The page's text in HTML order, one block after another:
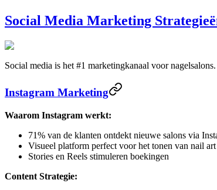
Social Media Marketing
Social media is het #1 marketingkanaal voor nagelsalons.
Instagram Marketing
Waarom Instagram werkt:
71% van de klanten ontdekt nieuwe salons via
Visueel platform perfect voor het tonen van nail art
Stories en Reels stimuleren boekingen
Content Strategie: